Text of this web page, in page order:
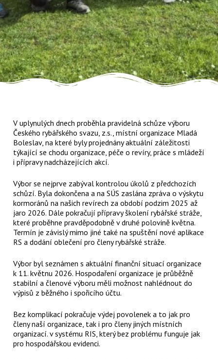
V uplynulých dnech proběhla pravidelná schůze výboru
Českého rybářského svazu, z.s., místní organizace Mladá
Boleslav, na které byly projednány aktuální záležitosti
týkající se chodu organizace, péče o revíry, práce s mládeží
i přípravy nadcházejících akcí.
Výbor se nejprve zabýval kontrolou úkolů z předchozích
schůzí. Byla dokončena a na SÚS zaslána zpráva o výskytu
kormoránů na našich revírech za období podzim 2025 až
jaro 2026. Dále pokračují přípravy školení rybářské stráže,
které proběhne pravděpodobně v druhé polovině května.
Termín je závislý mimo jiné také na spuštění nové aplikace
RS a dodání oblečení pro členy rybářské stráže.
Výbor byl seznámen s aktuální finanční situací organizace
k 11. květnu 2026. Hospodaření organizace je průběžně
stabilní a členové výboru měli možnost nahlédnout do
výpisů z běžného i spořicího účtu.
Bez komplikací pokračuje výdej povolenek a to jak pro
členy naší organizace, tak i pro členy jiných místních
organizací. v systému RIS, který bez problému funguje jak
pro hospodářskou evidenci.